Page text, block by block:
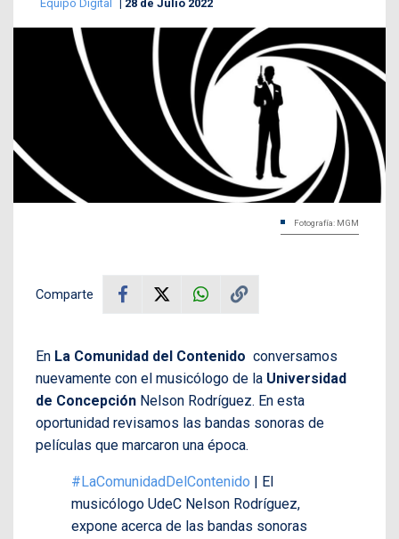
Equipo Digital 28 de Julio 2022
Fotografía: MGM
Comparte
En La Comunidad del Contenido conversamos
nuevamente con el musicólogo de la Universidad
de Concepción Nelson Rodríguez. En esta
oportunidad revisamos las bandas sonoras de
películas que marcaron una época.
#LaComunidadDelContenido | El
musicólogo UdeC Nelson Rodríguez,
expone acerca de las bandas sonoras